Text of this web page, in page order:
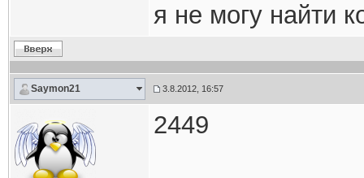
я не могу найти
Saymon21 3.8.2012, 16:57
2449